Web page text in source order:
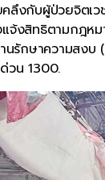
กับผู้ป่วยจิตเว
งสิทธิตามกฎห
นรักษาความสง
วน 1300.